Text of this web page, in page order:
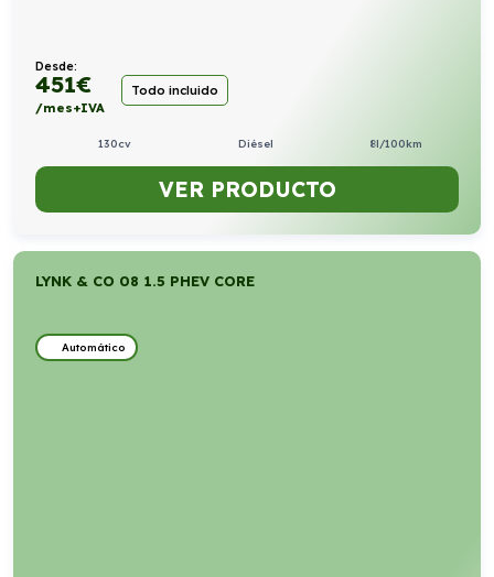
Desde:
451€
/mes+IVA
Todo incluido
130cv Diésel 8l/100km
VER PRODUCTO
LYNK & CO 08 1.5 PHEV CORE
Automático